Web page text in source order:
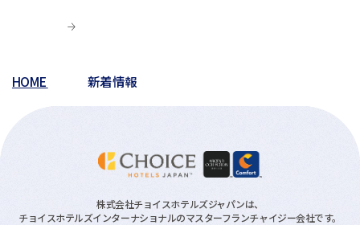
HOME 新着情報
株式会社チョイスホテルズジャパンは、
チョイスホテルズインターナショナルのマスターフランチャイジー会社です。